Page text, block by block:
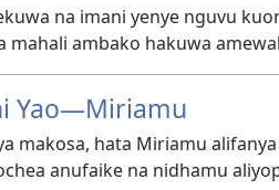
na imani yenye nguvu
mahali ambako hakuwa
Yao—Miriamu
makosa, hata Miriamu
anufaike na nidhamu